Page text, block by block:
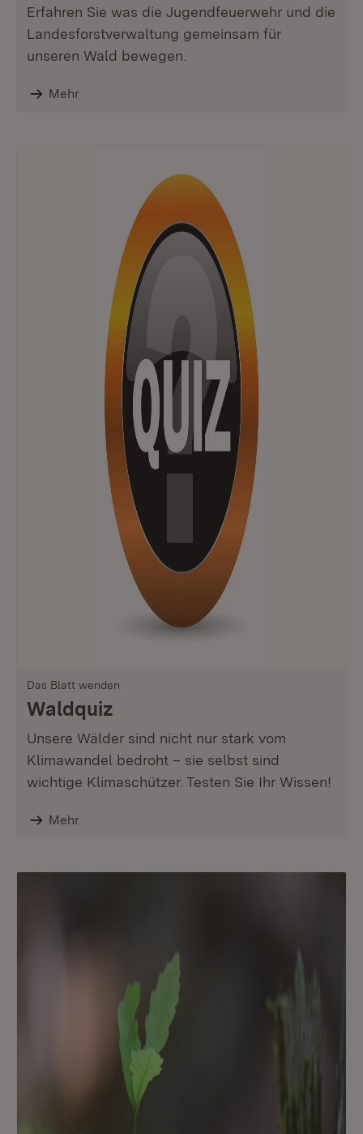
Erfahren Sie was die Jugendfeuerwehr und die
Landesforstverwaltung gemeinsam für
unseren Wald bewegen.
Mehr
Das Blatt wenden
Waldquiz
Unsere Wälder sind nicht nur stark vom
Klimawandel bedroht – sie selbst sind
wichtige Klimaschützer. Testen Sie Ihr Wissen!
Mehr